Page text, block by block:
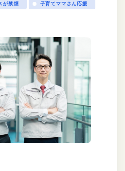
が禁煙 子育てママさん応援